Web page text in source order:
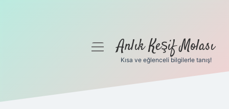
Gizlilik Politikası
menüyüAnlık Keşif Molası
Kısa ve eğlenceli bilgilerle tanış!